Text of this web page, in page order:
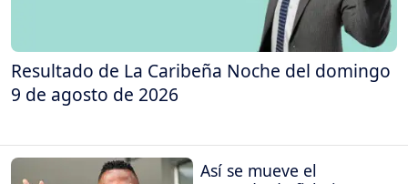
Resultado de La Caribeña Noche del domingo
9 de agosto de 2026
Así se mueve el